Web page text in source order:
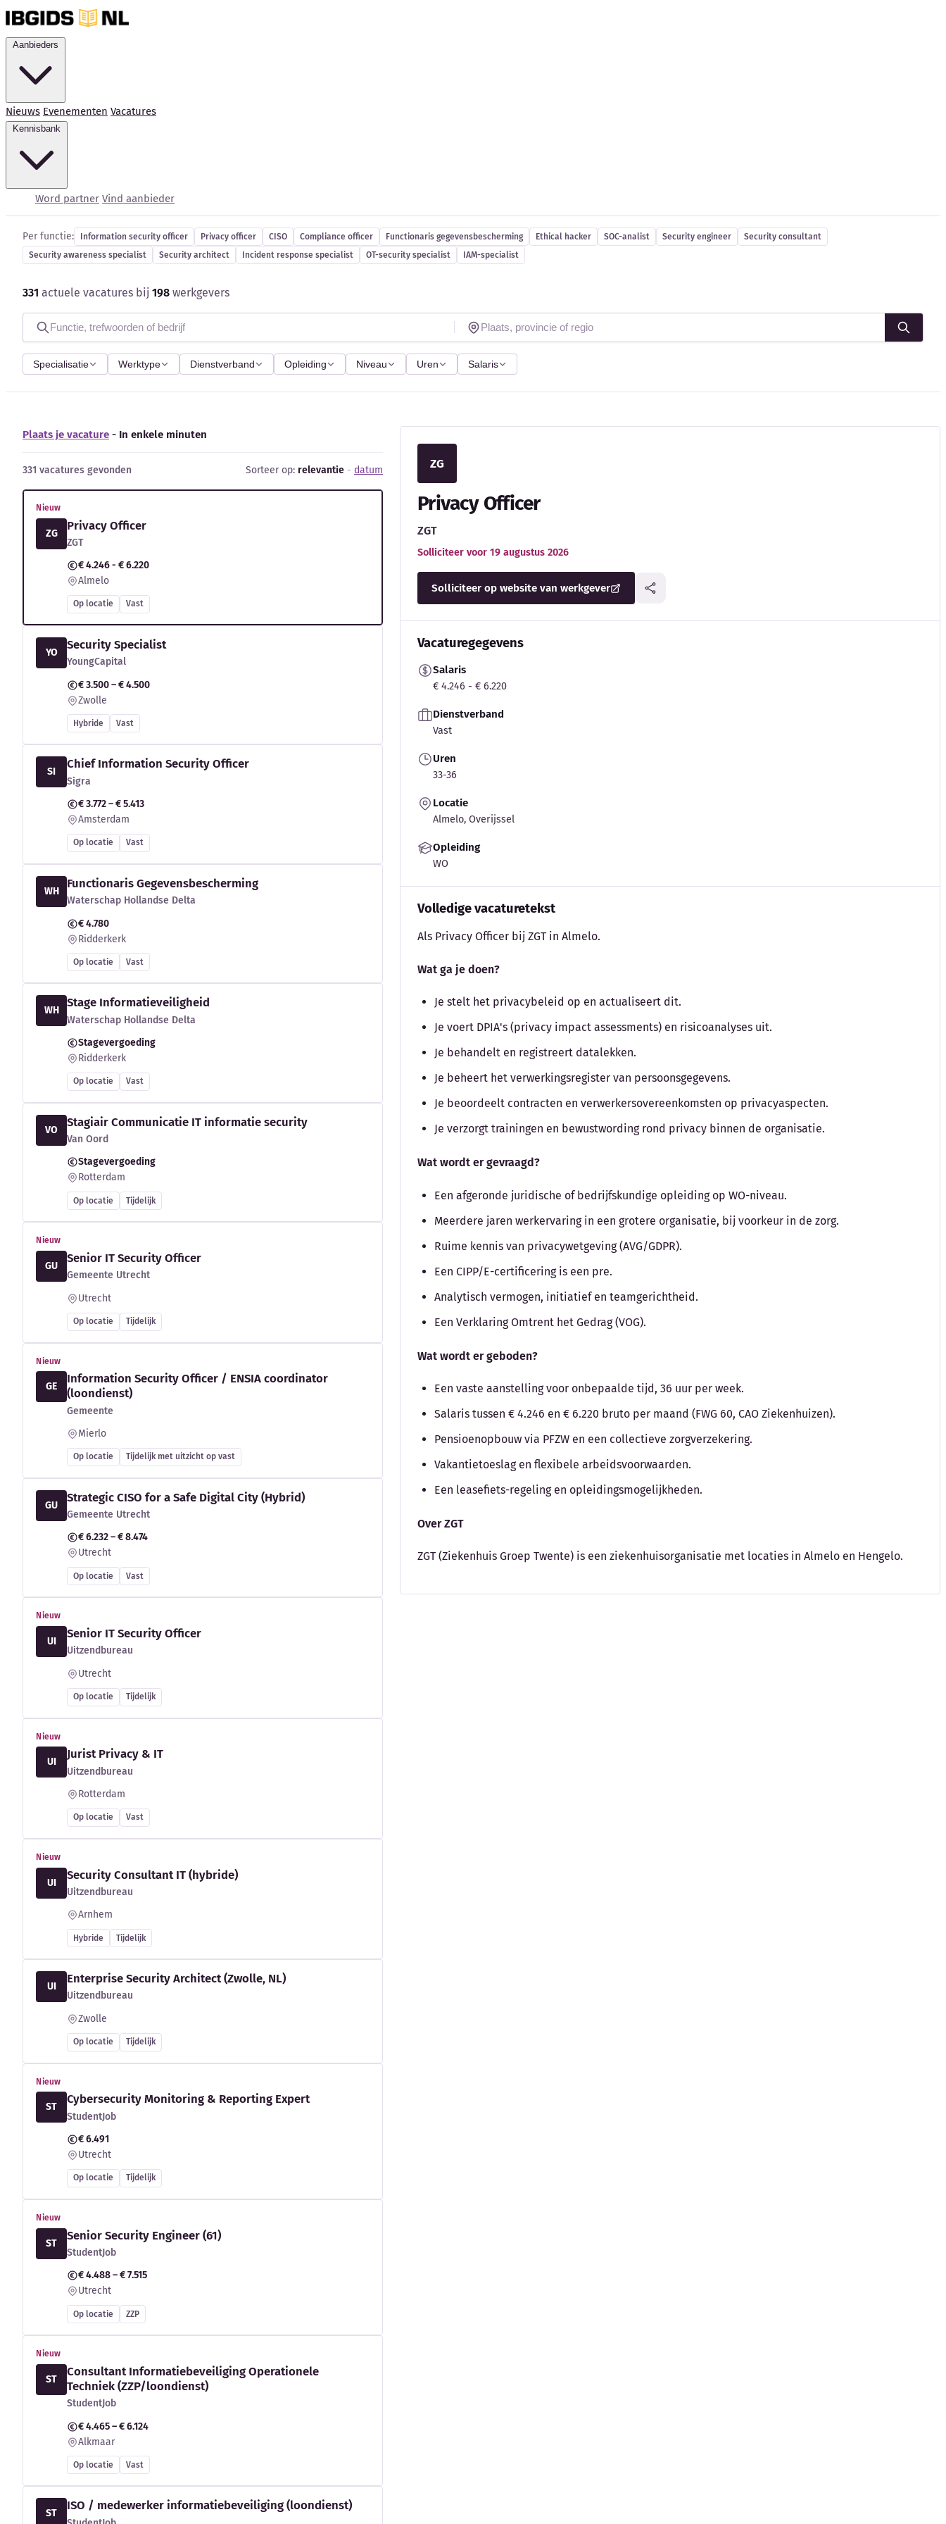
Nieuws Evenementen Vacatures
Word partner Vind aanbieder
Cybersecurity-vacatures
Per functie: Information security officer Privacy officer CISO Compliance officer Functionaris gegevensbescherming Ethical hacker SOC-analist Security engineer
Security consultant
Security awareness specialist
Security architect Incident response specialist OT-security specialist IAM-specialist
331 actuele vacatures bij 198 werkgevers
Specialisatie Werktype Dienstverband Opleiding Niveau Uren Salaris
Plaats je vacature - In enkele minuten
331 vacatures gevonden Sorteer op: relevantie - datum
Nieuw
ZG
Privacy Officer
ZGT
€ 4.246 - € 6.220
Almelo
Op locatie Vast
YO
Security Specialist
YoungCapital
€ 3.500 – € 4.500
Zwolle
Hybride Vast
SI
Chief Information Security Officer
Sigra
€ 3.772 – € 5.413
Amsterdam
Op locatie Vast
WH
Functionaris Gegevensbescherming
Waterschap Hollandse Delta
€ 4.780
Ridderkerk
Op locatie Vast
WH
Stage Informatieveiligheid
Waterschap Hollandse Delta
Stagevergoeding
Ridderkerk
Op locatie Vast
VO
Stagiair Communicatie IT informatie security
Van Oord
Stagevergoeding
Rotterdam
Op locatie Tijdelijk
Nieuw
GU
Senior IT Security Officer
Gemeente Utrecht
Utrecht
Op locatie Tijdelijk
Nieuw
GE
Information Security Officer / ENSIA coordinator
(loondienst)
Gemeente
Mierlo
Op locatie Tijdelijk met uitzicht op vast
GU
Strategic CISO for a Safe Digital City (Hybrid)
Gemeente Utrecht
€ 6.232 – € 8.474
Utrecht
Op locatie Vast
Nieuw
UI
Senior IT Security Officer
Uitzendbureau
Utrecht
Op locatie Tijdelijk
Nieuw
UI
Jurist Privacy & IT
Uitzendbureau
Rotterdam
Op locatie Vast
Nieuw
UI
Security Consultant IT (hybride)
Uitzendbureau
Arnhem
Hybride Tijdelijk
UI
Enterprise Security Architect (Zwolle, NL)
Uitzendbureau
Zwolle
Op locatie Tijdelijk
Nieuw
ST
Cybersecurity Monitoring & Reporting Expert
StudentJob
€ 6.491
Utrecht
Op locatie Tijdelijk
Nieuw
ST
Senior Security Engineer (61)
StudentJob
€ 4.488 – € 7.515
Utrecht
Op locatie ZZP
Nieuw
ST
Consultant Informatiebeveiliging Operationele
Techniek (ZZP/loondienst)
StudentJob
€ 4.465 – € 6.124
Alkmaar
Op locatie Vast
ST
ISO / medewerker informatiebeveiliging (loondienst)
ZG
Privacy Officer
ZGT
Solliciteer voor 19 augustus 2026
Solliciteer op website van werkgever
Vacaturegegevens
Salaris
€ 4.246 - € 6.220
Dienstverband
Vast
Uren
33-36
Locatie
Almelo, Overijssel
Opleiding
WO
Volledige vacaturetekst
Als Privacy Officer bij ZGT in Almelo.
Wat ga je doen?
Je stelt het privacybeleid op en actualiseert dit.
Je voert DPIA's (privacy impact assessments) en risicoanalyses uit.
Je behandelt en registreert datalekken.
Je beheert het verwerkingsregister van persoonsgegevens.
Je beoordeelt contracten en verwerkersovereenkomsten op privacyaspecten.
Je verzorgt trainingen en bewustwording rond privacy binnen de organisatie.
Wat wordt er gevraagd?
Een afgeronde juridische of bedrijfskundige opleiding op WO-niveau.
Meerdere jaren werkervaring in een grotere organisatie, bij voorkeur in de zorg.
Ruime kennis van privacywetgeving (AVG/GDPR).
Een CIPP/E-certificering is een pre.
Analytisch vermogen, initiatief en teamgerichtheid.
Een Verklaring Omtrent het Gedrag (VOG).
Wat wordt er geboden?
Een vaste aanstelling voor onbepaalde tijd, 36 uur per week.
Salaris tussen € 4.246 en € 6.220 bruto per maand (FWG 60, CAO Ziekenhuizen).
Pensioenopbouw via PFZW en een collectieve zorgverzekering.
Vakantietoeslag en flexibele arbeidsvoorwaarden.
Een leasefiets-regeling en opleidingsmogelijkheden.
Over ZGT
ZGT (Ziekenhuis Groep Twente) is een ziekenhuisorganisatie met locaties in Almelo en Hengelo.